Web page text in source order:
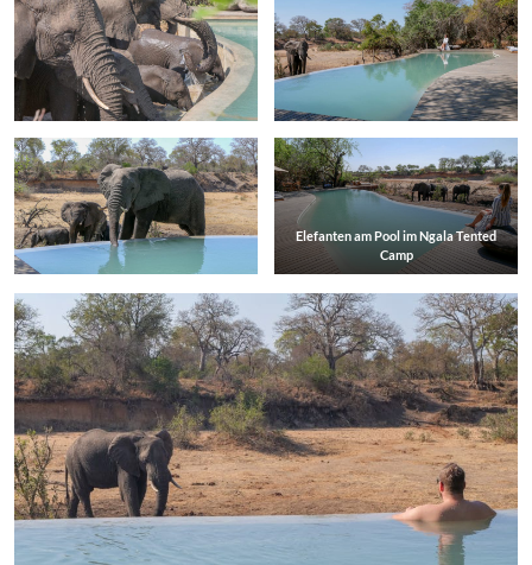
Elefanten am Pool im Ngala Tented
Camp